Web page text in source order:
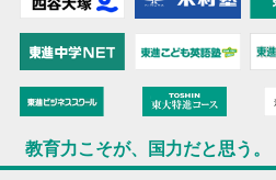
教育力こそが、国力だと思う。